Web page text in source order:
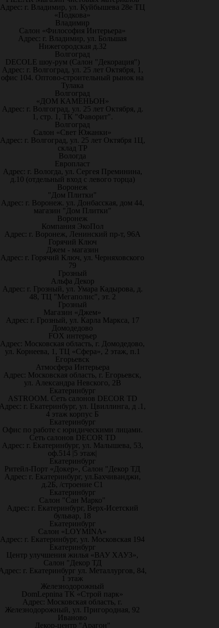
Адрес: г. Владимир, ул. Куйбышева 28е ТЦ
«Подкова»
Владимир
Салон «Философия Интерьера»
Адрес: г. Владимир, ул. Большая
Нижегородская д.32
Волгоград
DECOLE шоу-рум (Салон "Декорация")
Адрес: г. Волгоград, ул. 25 лет Октября, 1,
офис 104. Оптово-строительный рынок на
Тулака
Волгоград
«ДОМ КАМЕНЬОН»
Адрес: г. Волгоград, ул. 25 лет Октября, д.
1, стр. 1, ТК "Фаворит".
Волгоград
Салон «Свет Южанки»
Адрес: г. Волгоград, ул. 25 лет Октября 1Ц,
склад ТР
Вологда
Европласт
Адрес: г. Вологда, ул. Сергея Преминина,
д.10 (отдельный вход с левого торца)
Воронеж
"Дом Плитки"
Адрес: г. Воронеж. ул. Донбасская, дом 44,
магазин "Дом Плитки"
Воронеж
Компания ЭкоПол
Адрес: г. Воронеж, Ленинский пр-т, 96А
Горячий Ключ
Джем - магазин
Адрес: г. Горячий Ключ, ул. Черняховского
79
Грозный
Альфа Декор
Адрес: г. Грозный, ул. Умара Кадырова, д.
48, ТЦ "Мегаполис", эт. 2
Грозный
Магазин «Джем»
Адрес: г. Грозный, ул. Карла Маркса, 17
Домодедово
FOX интерьер
Адрес: Московская область, г. Домодедово,
ул. Корнеева, 1, ТЦ «Сфера», 2 этаж, п.1
Егорьевск
Атмосфера Интерьера
Адрес: Московская область, г. Егорьевск,
ул. Александра Невского, 2В
Екатеринбург
ASTROOM. Сеть салонов DECOR TD
г. Екатеринбург, ул. Цвиллинга, д .1,
4 этаж корпус Б
Екатеринбург
Офис по работе с юридическими лицами.
Сеть салонов DECOR TD
Адрес: г. Екатеринбург, ул. Малышева, 53,
оф.514 |5 этаж|
Екатеринбург
Ритейл-Порт «Докер», Салон "Декор ТД
Адрес: г. Екатеринбург, ул.Бахчиванджи,
д.2Б, /строение С1
Екатеринбург
Салон "Сан Марко"
Адрес: г. Екатеринбург, Верх-Исетский
бульвар, 18
Екатеринбург
Салон «LOYMINA»
Адрес: г. Екатеринбург, ул. Московская 194
Екатеринбург
Центр улучшения жилья «ВАУ ХАУЗ»,
Салон "Декор ТД
г. Екатеринбург ул. Металлургов, 84,
1 этаж
Железнодорожный
DomLepnina ТК «Строй парк»
Адрес: Московская область, г.
Железнодорожный, ул. Пригородная, 92
Иваново
Декор-центр "Арагон"